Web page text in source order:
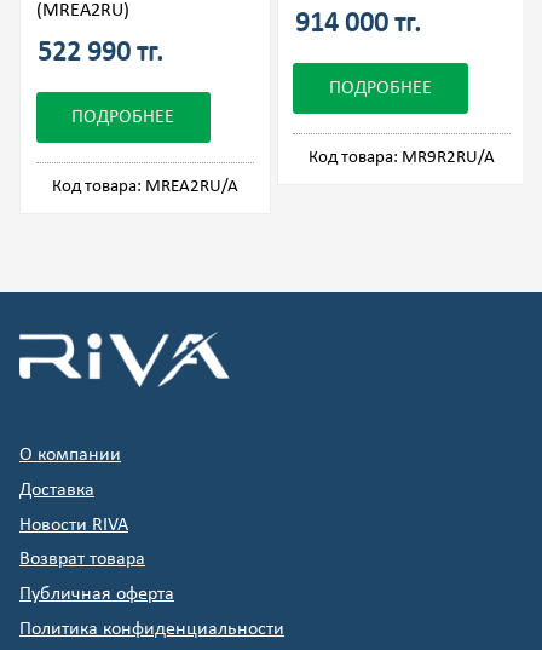
(MREA2RU)
522 990 тг.
ПОДРОБНЕЕ
Код товара: MREA2RU/A
914 000 тг.
ПОДРОБНЕЕ
Код товара: MR9R2RU/A
О компании
Доставка
Новости RIVA
Возврат товара
Публичная оферта
Политика конфиденциальности